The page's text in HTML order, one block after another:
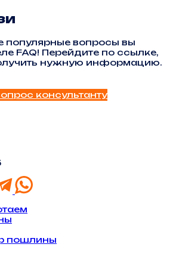
популярные вопросы вы
FAQ! Перейдите по ссылке,
нужную информацию.
консультанту
пошлины